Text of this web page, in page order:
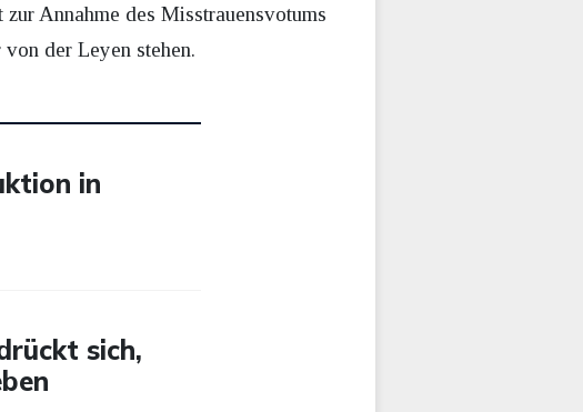
Annahme des Misstrauensvotums
der Leyen stehen.
in
sich,